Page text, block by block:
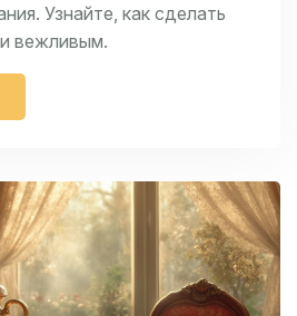
Узнайте, как сделать
вежливым.